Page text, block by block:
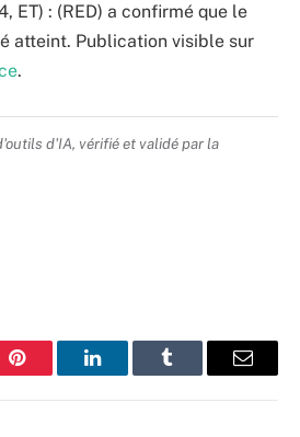
ET) : (RED) a confirmé que le
atteint. Publication visible sur
.
d'IA, vérifié et validé par la
Pinterest LinkedInTumblr Email